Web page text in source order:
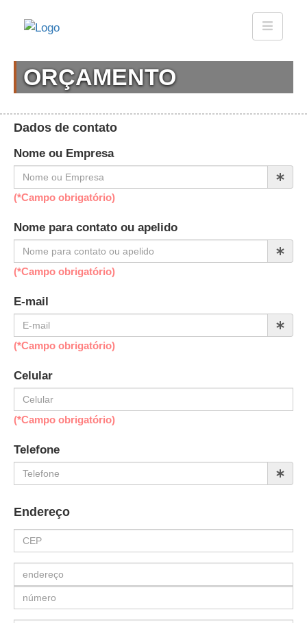
ORÇAMENTO
Dados de contato
Nome ou Empresa
(*Campo obrigatório)
Nome para contato ou apelido
(*Campo obrigatório)
E-mail
(*Campo obrigatório)
Celular
(*Campo obrigatório)
Telefone
Endereço